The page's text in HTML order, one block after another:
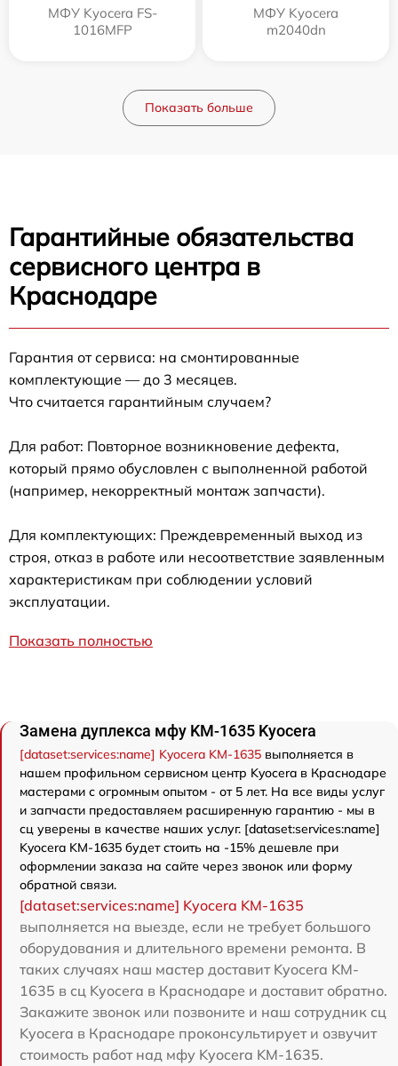
МФУ Kyocera FS-
1016MFP
МФУ Kyocera
m2040dn
Показать больше
Гарантийные обязательства
сервисного центра в
Краснодаре
Гарантия от сервиса: на смонтированные
комплектующие — до 3 месяцев.
Что считается гарантийным случаем?
Для работ: Повторное возникновение дефекта,
который прямо обусловлен с выполненной работой
(например, некорректный монтаж запчасти).
Для комплектующих: Преждевременный выход из
строя, отказ в работе или несоответствие заявленным
характеристикам при соблюдении условий
эксплуатации.
Показать полностью
Замена дуплекса мфу KM-1635 Kyocera
[dataset:services:name] Kyocera KM-1635 выполняется в
нашем профильном сервисном центр Kyocera в Краснодаре
мастерами с огромным опытом - от 5 лет. На все виды услуг
и запчасти предоставляем расширенную гарантию - мы в
сц уверены в качестве наших услуг. [dataset:services:name]
Kyocera KM-1635 будет стоить на -15% дешевле при
оформлении заказа на сайте через звонок или форму
обратной связи.
[dataset:services:name] Kyocera KM-1635
выполняется на выезде, если не требует большого
оборудования и длительного времени ремонта. В
таких случаях наш мастер доставит Kyocera KM-
1635 в сц Kyocera в Краснодаре и доставит обратно.
Закажите звонок или позвоните и наш сотрудник сц
Kyocera в Краснодаре проконсультирует и озвучит
стоимость работ над мфу Kyocera KM-1635.